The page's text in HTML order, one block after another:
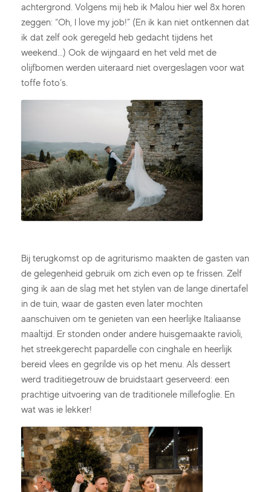
achtergrond. Volgens mij heb ik Malou hier wel 8x horen
zeggen: “Oh, I love my job!” (En ik kan niet ontkennen dat
ik dat zelf ook geregeld heb gedacht tijdens het
weekend…) Ook de wijngaard en het veld met de
olijfbomen werden uiteraard niet overgeslagen voor wat
toffe foto’s.
Bij terugkomst op de agriturismo maakten de gasten van
de gelegenheid gebruik om zich even op te frissen. Zelf
ging ik aan de slag met het stylen van de lange dinertafel
in de tuin, waar de gasten even later mochten
aanschuiven om te genieten van een heerlijke Italiaanse
maaltijd. Er stonden onder andere huisgemaakte ravioli,
het streekgerecht papardelle con cinghale en heerlijk
bereid vlees en gegrilde vis op het menu. Als dessert
werd traditiegetrouw de bruidstaart geserveerd: een
prachtige uitvoering van de traditionele millefoglie. En
wat was ie lekker!